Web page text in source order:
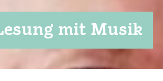
mit Musik